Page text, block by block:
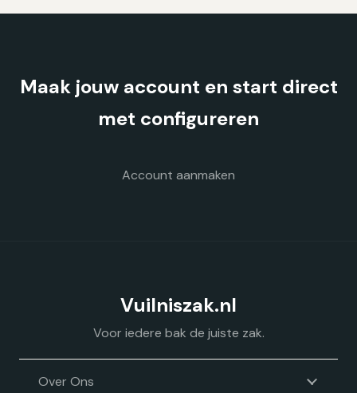
Deze
worden
Maak jouw account en start direct
met configureren
Account aanmaken
Vuilniszak.nl
Voor iedere bak de juiste zak.
Over Ons